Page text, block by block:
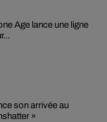
Age lance une ligne
son arrivée au
»